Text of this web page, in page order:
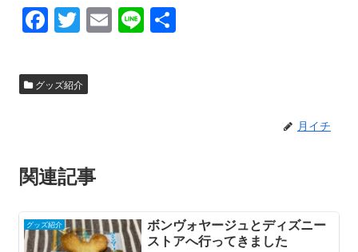
F
a
c
e
o
k
T
wi
tt
er
E
m
Li
n
グッズ紹介
月イチ
関連記事
グッズ紹介
ボンヴォヤージュとディズニー
ストアへ行ってきました